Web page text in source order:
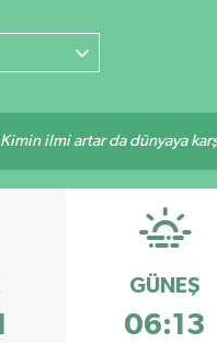
Kimin ilmi artar da dünyaya
GÜNEŞ
06:13